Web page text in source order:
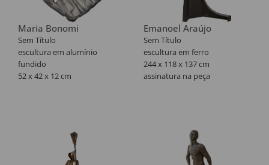
Maria Bonomi
Sem Título
escultura em alumínio
fundido
52 x 42 x 12 cm
Emanoel Araújo
Sem Título
escultura em ferro
244 x 118 x 137 cm
assinatura na peça